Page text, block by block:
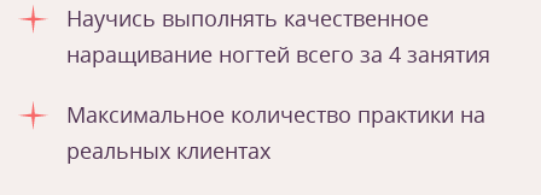
Научись выполнять качественное
наращивание ногтей всего за 4 занятия
Максимальное количество практики на
реальных клиентах